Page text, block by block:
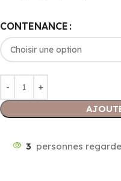
CONTENANCE
3 personnes